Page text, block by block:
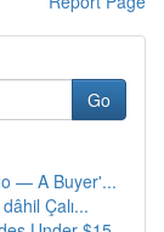
Go
— A Buyer'...
Çalı...